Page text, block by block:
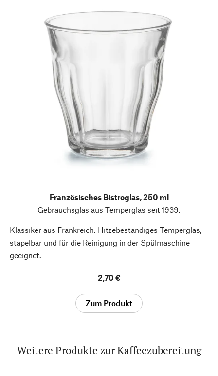
Französisches Bistroglas, 250 ml
Gebrauchsglas aus Temperglas seit 1939.
Klassiker aus Frankreich. Hitzebeständiges Temperglas,
stapelbar und für die Reinigung in der Spülmaschine
geeignet.
2,70 €
Zum Produkt
Weitere Produkte zur Kaffeezubereitung